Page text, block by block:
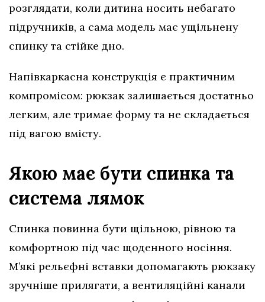
розглядати, коли дитина носить небагато
підручників, а сама модель має ущільнену
спинку та стійке дно.
Напівкаркасна конструкція є практичним
компромісом: рюкзак залишається достатньо
легким, але тримає форму та не складається
під вагою вмісту.
Якою має бути спинка та
система лямок
Спинка повинна бути щільною, рівною та
комфортною під час щоденного носіння.
М’які рельєфні вставки допомагають рюкзаку
зручніше прилягати, а вентиляційні канали